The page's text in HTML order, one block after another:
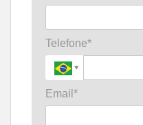
Telefone*
Email*